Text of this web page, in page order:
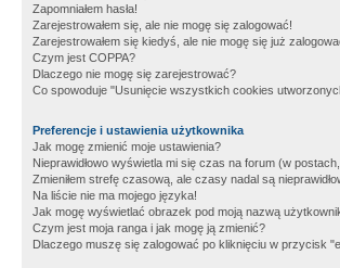
Zapomniałem hasła!
Zarejestrowałem się, ale nie mogę się zalogować!
Zarejestrowałem się kiedyś, ale nie mogę się już
Czym jest COPPA?
Dlaczego nie mogę się zarejestrować?
Co spowoduje "Usunięcie wszystkich cookies
Preferencje i ustawienia użytkownika
Jak mogę zmienić moje ustawienia?
Nieprawidłowo wyświetla mi się czas na forum (w
Zmieniłem strefę czasową, ale czasy nadal są
Na liście nie ma mojego języka!
Jak mogę wyświetlać obrazek pod moją nazwą
Czym jest moja ranga i jak mogę ją zmienić?
Dlaczego muszę się zalogować po kliknięciu w przycisk